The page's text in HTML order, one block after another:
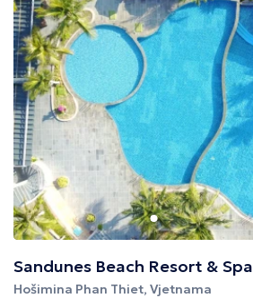
Sandunes Beach Resort & Spa
Hošimina Phan Thiet, Vjetnama